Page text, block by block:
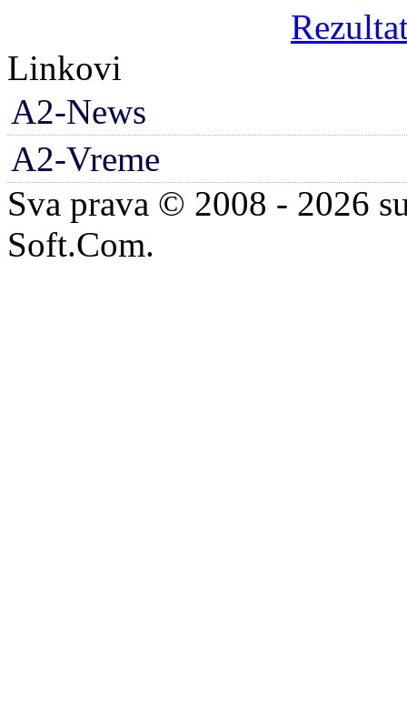
Linkovi
A2-News
A2-Vreme
Sva prava © 2008 - 2026
Soft.Com.